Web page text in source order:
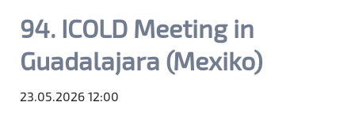
94. ICOLD Meeting in
Guadalajara (Mexiko)
23.05.2026 12:00